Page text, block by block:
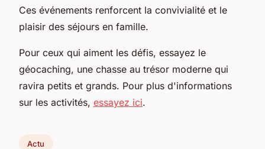
Ces événements renforcent la convivialité et le
plaisir des séjours en famille.
Pour ceux qui aiment les défis, essayez le
géocaching, une chasse au trésor moderne qui
ravira petits et grands. Pour plus d'informations
sur les activités, essayez ici.
Actu